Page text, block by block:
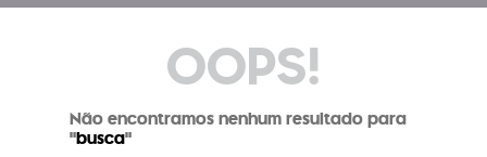
OOPS!
Não encontramos nenhum resultado para
"busca"